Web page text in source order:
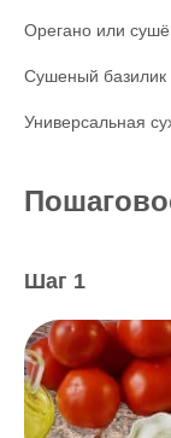
Орегано или
Сушеный базилик
Универсальная
Шаг 1